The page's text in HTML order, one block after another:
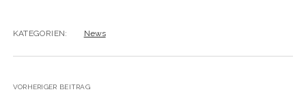
KATEGORIEN: News
VORHERIGER BEITRAG